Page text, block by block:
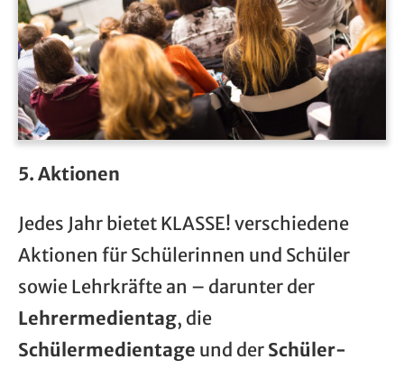
5. Aktionen
Jedes Jahr bietet KLASSE! verschiedene
Aktionen für Schülerinnen und Schüler
sowie Lehrkräfte an – darunter der
Lehrermedientag, die
Schülermedientage und der Schüler-